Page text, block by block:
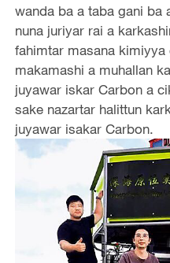
wanda ba a taba gani ba
nuna juriyar rai a
fahimtar masana
makamashi a muhallan
juyawar iskar Carbon a
sake nazartar halittun
juyawar isakar Carbon.